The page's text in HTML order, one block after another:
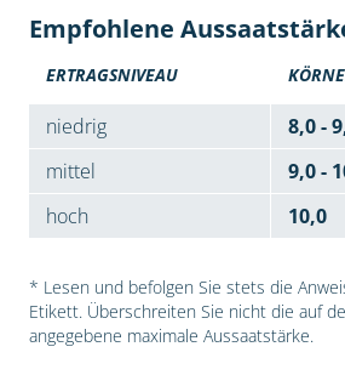
Empfohlene
ERTRAGSNIVEAU
niedrig
8,0 -
mittel
9,0 -
hoch
10,0
* Lesen und befolgen Sie stets die
Etikett. Überschreiten Sie nicht die auf
angegebene maximale Aussaatstärke.